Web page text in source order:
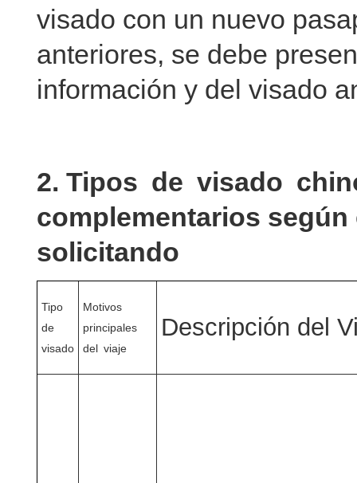
visado con un nuevo
anteriores, se debe
información y del visado
2. Tipos de visado
complementarios según
solicitando
Tipo
de
visado
Motivos
principales
del viaje
Descripción del